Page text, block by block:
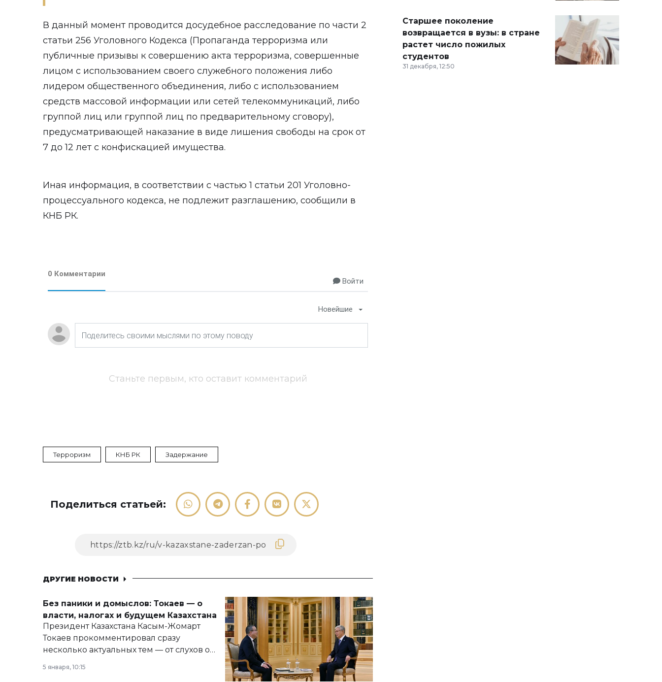
В данный момент проводится досудебное расследование по части 2
статьи 256 Уголовного Кодекса (Пропаганда терроризма или
публичные призывы к совершению акта терроризма, совершенные
лицом с использованием своего служебного положения либо
лидером общественного объединения, либо с использованием
средств массовой информации или сетей телекоммуникаций, либо
группой лиц или группой лиц по предварительному сговору),
предусматривающей наказание в виде лишения свободы на срок от
7 до 12 лет с конфискацией имущества.
Иная информация, в соответствии с частью 1 статьи 201 Уголовно-
процессуального кодекса, не подлежит разглашению, сообщили в
КНБ РК.
0 Комментарии
Войти
Новейшие
Станьте первым, кто оставит комментарий
Терроризм КНБ РК Задержание
Поделиться статьей:
ДРУГИЕ НОВОСТИ
Без паники и домыслов: Токаев — о
власти, налогах и будущем Казахстана
Президент Казахстана Касым-Жомарт
Токаев прокомментировал сразу
несколько актуальных тем — от слухов о
армии, экономики и личного здоровья.
5 января, 10:15
Старшее поколение
возвращается в вузы: в стране
растет число пожилых
студентов
31 декабря, 12:50